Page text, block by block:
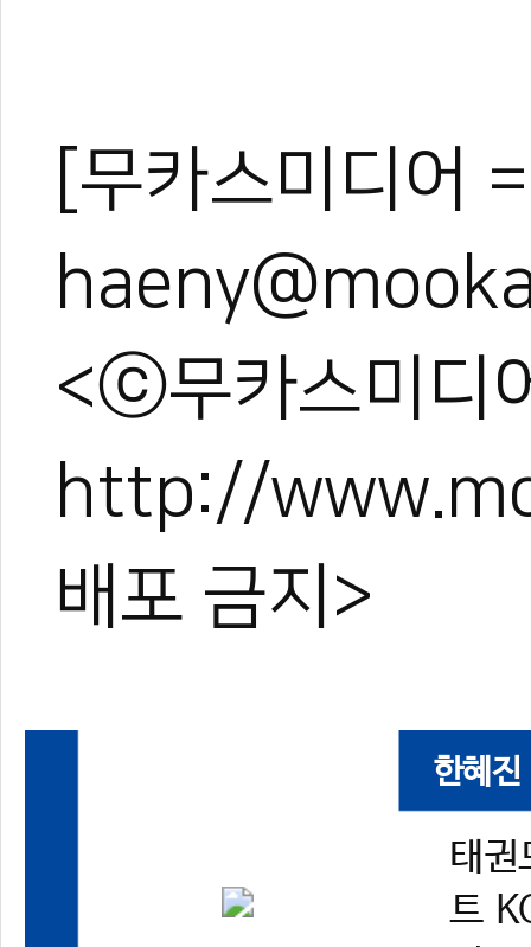
[무카스미디어
<ⓒ무카스미디
http://
배포 금지>